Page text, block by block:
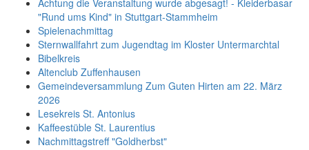
"Rund ums Kind" in Stuttgart-Stammheim
Spielenachmittag
Sternwallfahrt zum Jugendtag im Kloster Untermarchtal
Bibelkreis
Altenclub Zuffenhausen
Gemeindeversammlung Zum Guten Hirten am 22. März
2026
Lesekreis St. Antonius
Kaffeestüble St. Laurentius
Nachmittagstreff "Goldherbst"